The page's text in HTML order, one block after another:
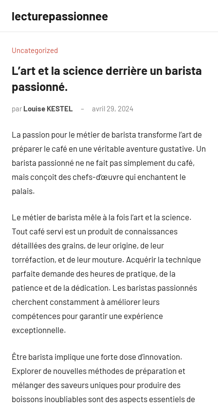
contenu
lecturepassionnee
Uncategorized
L’art et la science derrière un barista
passionné.
par Louise KESTEL avril 29, 2024
La passion pour le métier de barista transforme l’art de
préparer le café en une véritable aventure gustative. Un
barista passionné ne ne fait pas simplement du café,
mais conçoit des chefs-d’œuvre qui enchantent le
palais.
Le métier de barista mêle à la fois l’art et la science.
Tout café servi est un produit de connaissances
détaillées des grains, de leur origine, de leur
torréfaction, et de leur mouture. Acquérir la technique
parfaite demande des heures de pratique, de la
patience et de la dédication. Les baristas passionnés
cherchent constamment à améliorer leurs
compétences pour garantir une expérience
exceptionnelle.
Être barista implique une forte dose d’innovation.
Explorer de nouvelles méthodes de préparation et
mélanger des saveurs uniques pour produire des
boissons inoubliables sont des aspects essentiels de